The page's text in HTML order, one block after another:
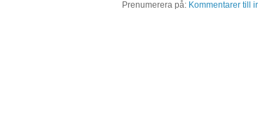
Prenumerera på: Kommentarer till